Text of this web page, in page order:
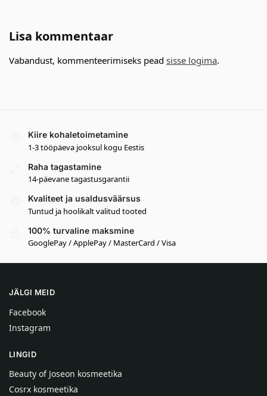
Lisa kommentaar
Vabandust, kommenteerimiseks pead sisse logima.
Kiire kohaletoimetamine
1-3 tööpäeva jooksul kogu Eestis
Raha tagastamine
14-päevane tagastusgarantii
Kvaliteet ja usaldusväärsus
Tuntud ja hoolikalt valitud tooted
100% turvaline maksmine
GooglePay / ApplePay / MasterCard / Visa
JÄLGI MEID
Facebook
Instagram
LINGID
Beauty of Joseon kosmeetika
Cosrx kosmeetika